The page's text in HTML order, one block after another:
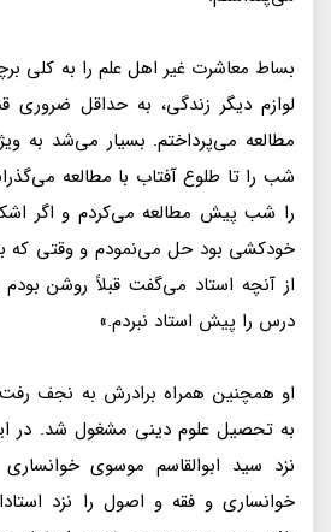
بساط معاشرت غیر اهل علم را به کلی
لوازم دیگر زندگی، به حداقل ضروری
مطالعه می‌پرداختم. بسیار می‌شد به
شب را تا طلوع آفتاب با مطالعه
را شب پیش مطالعه می‌کردم و اگر
خودکشی بود حل می‌نمودم و وقتی که
از آنچه استاد می‌گفت قبلاً روشن
درس را پیش استاد نبردم.»
او همچنین همراه برادرش به نجف
به تحصیل علوم دینی مشغول شد. در
نزد سید ابوالقاسم موسوی
خوانساری و فقه و اصول را نزد